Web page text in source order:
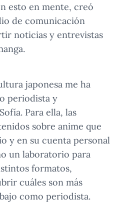
esto en mente, creó
de comunicación
noticias y entrevistas
japonesa me ha
periodista y
Para ella, las
sobre anime que
y en su cuenta personal
un laboratorio para
formatos,
cuáles son más
como periodista.